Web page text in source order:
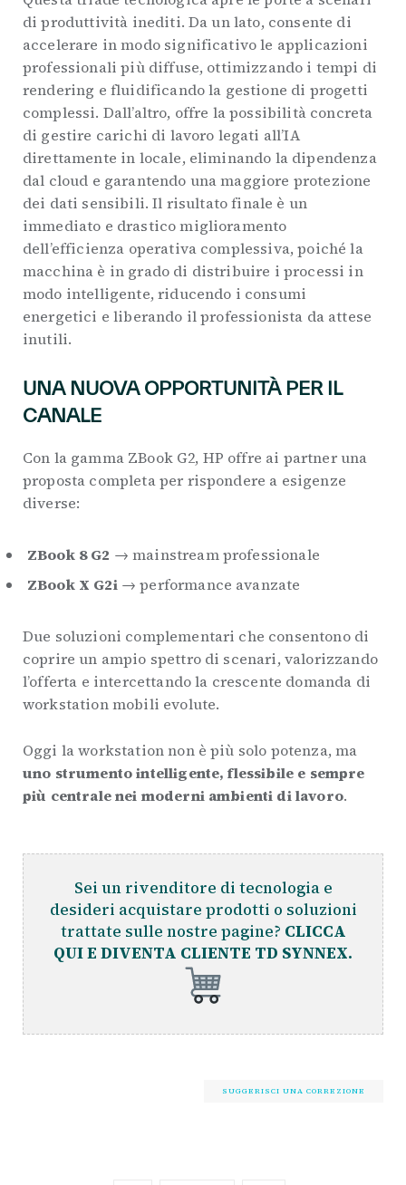
di produttività inediti. Da un lato, consente di
accelerare in modo significativo le applicazioni
professionali più diffuse, ottimizzando i tempi di
rendering e fluidificando la gestione di progetti
complessi. Dall’altro, offre la possibilità concreta
di gestire carichi di lavoro legati all’IA
direttamente in locale, eliminando la dipendenza
dal cloud e garantendo una maggiore protezione
dei dati sensibili. Il risultato finale è un
immediato e drastico miglioramento
dell’efficienza operativa complessiva, poiché la
macchina è in grado di distribuire i processi in
modo intelligente, riducendo i consumi
energetici e liberando il professionista da attese
inutili.
UNA NUOVA OPPORTUNITÀ PER IL
CANALE
Con la gamma ZBook G2, HP offre ai partner una
proposta completa per rispondere a esigenze
diverse:
ZBook 8 G2 → mainstream professionale
ZBook X G2i→ performance avanzate
Due soluzioni complementari che consentono di
coprire un ampio spettro di scenari, valorizzando
l’offerta e intercettando la crescente domanda di
workstation mobili evolute.
Oggi la workstation non è più solo potenza, ma
uno strumento intelligente, flessibile e sempre
più centrale nei moderni ambienti di lavoro.
Sei un rivenditore di tecnologia e
desideri acquistare prodotti o soluzioni
trattate sulle nostre pagine? CLICCA
QUI E DIVENTA CLIENTE TD SYNNEX.
SUGGERISCI UNA CORREZIONE